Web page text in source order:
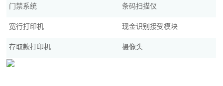
门禁系统 条码扫描仪
宽行打印机 现金识别接受模块
存取款打印机 摄像头